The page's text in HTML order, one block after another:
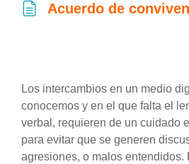
Acuerdo de
Los intercambios en un medio
conocemos y en el que falta el
verbal, requieren de un cuidado
para evitar que se generen
agresiones, o malos entendidos.